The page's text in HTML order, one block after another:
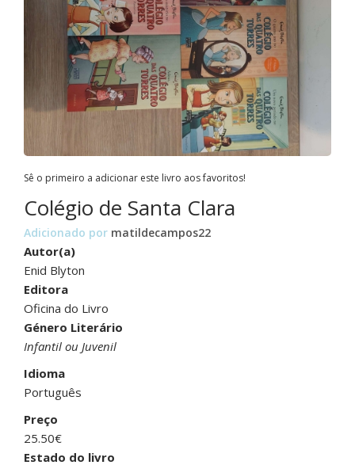
Sê o primeiro a adicionar este livro aos favoritos!
Colégio de Santa Clara
Adicionado por matildecampos22
Autor(a)
Enid Blyton
Editora
Oficina do Livro
Género Literário
Infantil ou Juvenil
Idioma
Português
Preço
25.50€
Estado do livro